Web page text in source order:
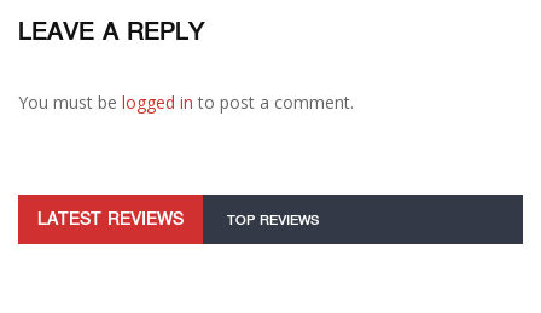
LEAVE A REPLY
You must be logged in to post a comment.
LATEST REVIEWS TOP REVIEWS